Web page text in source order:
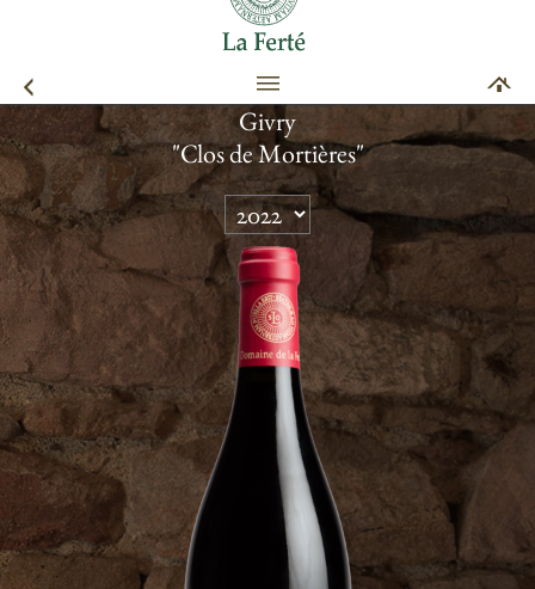
Givry
"Clos de Mortières"